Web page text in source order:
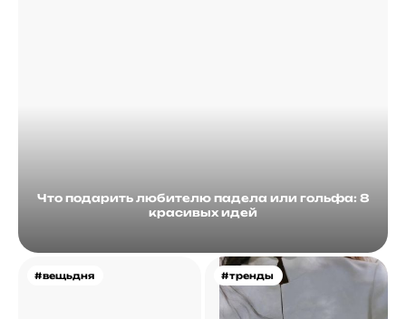
Что подарить любителю падела или гольфа: 8
красивых идей
#вещьдня #тренды